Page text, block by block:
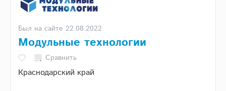
Был на сайте 22.08.2022
Модульные технологии
Сравнить
Краснодарский край